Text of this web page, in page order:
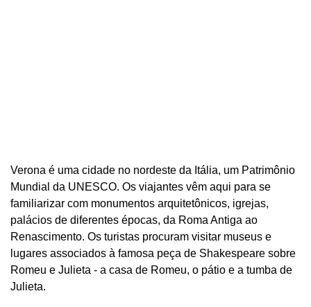
Verona é uma cidade no nordeste da Itália, um Patrimônio
Mundial da UNESCO. Os viajantes vêm aqui para se
familiarizar com monumentos arquitetônicos, igrejas,
palácios de diferentes épocas, da Roma Antiga ao
Renascimento. Os turistas procuram visitar museus e
lugares associados à famosa peça de Shakespeare sobre
Romeu e Julieta - a casa de Romeu, o pátio e a tumba de
Julieta.